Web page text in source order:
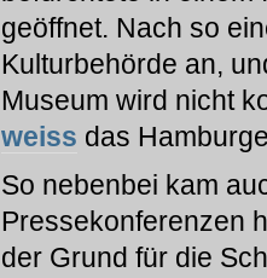
geöffnet. Nach so
Kulturbehörde an,
Museum wird nicht
weiss das
So nebenbei kam
Pressekonferenzen
der Grund für die